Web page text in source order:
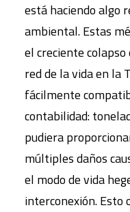
está haciendo algo
ambiental. Estas
el creciente
red de la vida en la
fácilmente
contabilidad:
pudiera
múltiples daños
el modo de vida
interconexión. Esto